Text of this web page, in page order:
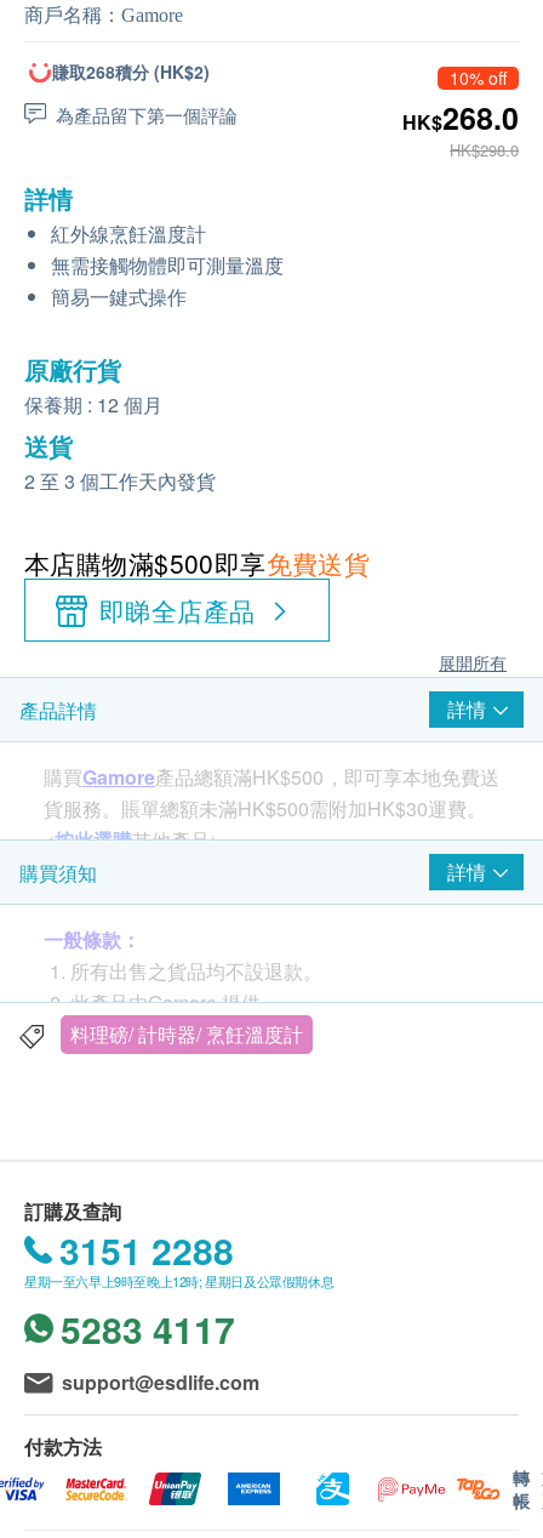
商戶名稱： Gamore
賺取268積分 (HK$2)
為產品留下第一個評論
10% off
HK$268.0
HK$298.0
詳情
紅外線烹飪溫度計
無需接觸物體即可測量溫度
簡易一鍵式操作
原廠行貨
保養期 : 12 個月
送貨
2 至 3 個工作天內發貨
本店購物滿$500即享免費送貨
即睇全店產品
展開所有
產品詳情 詳情
購買Gamore產品總額滿HK$500，即可享本地免費送
貨服務。賬單總額未滿HK$500需附加HK$30運費。
<按此選購其他產品>
詳細介紹
dretec O-604
紅外線烹飪溫度計
無需接觸物體即可測量溫度。
產品尺寸
W90×D35×H155mm
產品重量
117克
電池
AAA 電池 2pcs
最小單位
0.1℃
測量時間
0.5秒
購買須知 詳情
一般條款：
所有出售之貨品均不設退款。
此產品由Gamore 提供。
如有任何爭議，Gamore 及健康網購
運費。
我們將於確定訂單後2-3個工作天內安排發貨。
不排除運送時間會因節日而有所影響。當八號烈風
訊號懸掛或黑色暴雨警告生效時，送貨服務時間將
會延遲。
所有訂單須視乎相關貨品的供應情況再作最後確
認。倘若健康網購health.ESDlife未能提供任何訂
單上的貨品，健康網購health.ESDlife有權拒絕接
受該訂單，並且會於送貨前透過電話或電郵通知顧
客再作安排。
料理磅/ 計時器/ 烹飪溫度計
訂購及查詢
3151 2288
星期一至六早上9時至晚上12時; 星期日及公眾假期休息
5283 4117
support@esdlife.com
付款方法
轉
帳